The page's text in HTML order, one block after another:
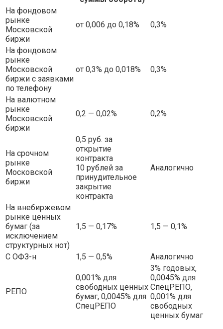
На фондовом
рынке
Московской
биржи
от 0,006 до 0,18% 0,3%
На фондовом
рынке
Московской
биржи с заявками
по телефону
от 0,3% до 0,018% 0,3%
На валютном
рынке
Московской
биржи
0,2 — 0,02% 0,2%
На срочном
рынке
Московской
биржи
0,5 руб. за
открытие
контракта
10 рублей за
принудительное
закрытие
контракта
Аналогично
На внебиржевом
рынке ценных
бумаг (за
исключением
структурных нот)
1,5 — 0,17% 1,5 — 0,1%
С ОФЗ-н 1,5 — 0,5% Аналогично
РЕПО
0,001% для
свободных ценных
бумаг, 0,0045% для
СпецРЕПО
3% годовых,
0,0045% для
СпецРЕПО,
0,001% для
свободных
ценных бумаг